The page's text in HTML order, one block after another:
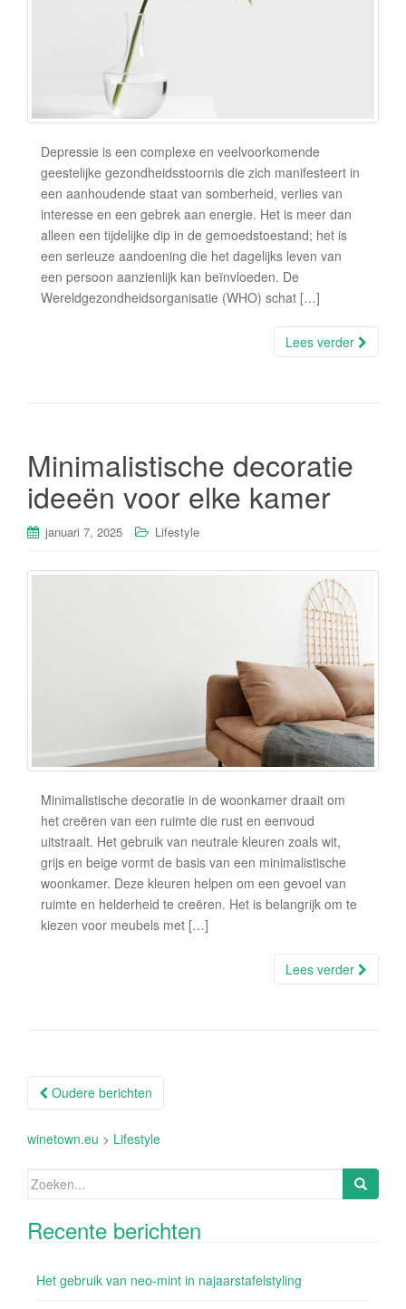
Depressie is een complexe en veelvoorkomende
geestelijke gezondheidsstoornis die zich manifesteert in
een aanhoudende staat van somberheid, verlies van
interesse en een gebrek aan energie. Het is meer dan
alleen een tijdelijke dip in de gemoedstoestand; het is
een serieuze aandoening die het dagelijks leven van
een persoon aanzienlijk kan beïnvloeden. De
Wereldgezondheidsorganisatie (WHO) schat […]
Lees verder
Minimalistische decoratie
ideeën voor elke kamer
januari 7, 2025 Lifestyle
Minimalistische decoratie in de woonkamer draait om
het creëren van een ruimte die rust en eenvoud
uitstraalt. Het gebruik van neutrale kleuren zoals wit,
grijs en beige vormt de basis van een minimalistische
woonkamer. Deze kleuren helpen om een gevoel van
ruimte en helderheid te creëren. Het is belangrijk om te
kiezen voor meubels met […]
Lees verder
Berichtnavigatie
Oudere berichten
winetown.eu > Lifestyle
Zoeken
Recente berichten
Het gebruik van neo-mint in najaarstafelstyling